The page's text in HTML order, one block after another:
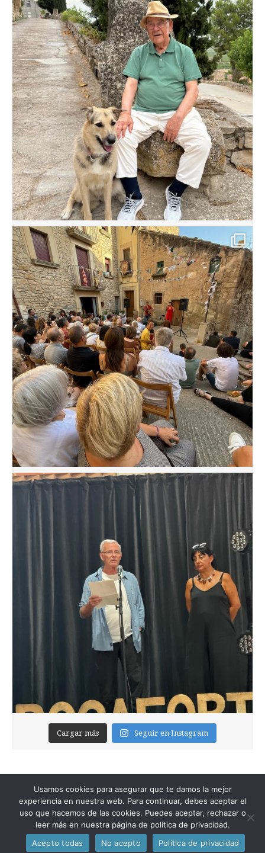
Cargar más Seguir en Instagram
Copyright © 2026 Foixblog
. All Rights Reserved.
The Magazine Premium Theme bybavotasan.com.
Usamos cookies para asegurar que te damos la mejor
experiencia en nuestra web. Para continuar, debes aceptar el
uso que hacemos de las cookies. Puedes aceptar, rechazar o
leer más en nuestra página de política de privacidad.
Acepto todas
No acepto Política de privacidad